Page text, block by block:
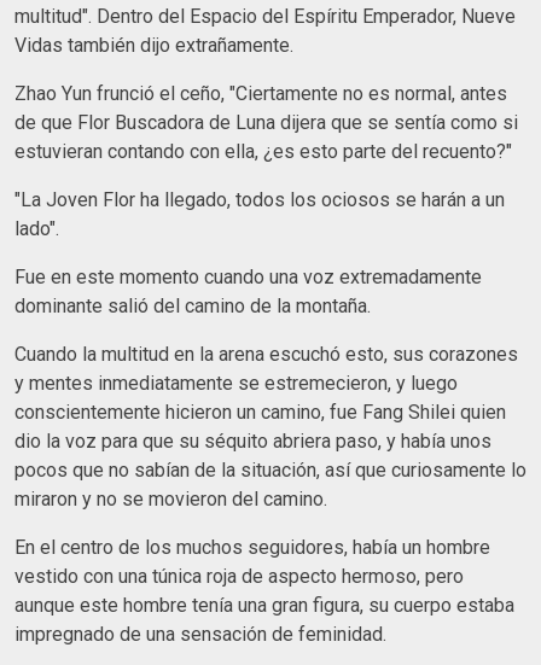
multitud". Dentro del Espacio del Espíritu Emperador, Nueve
Vidas también dijo extrañamente.
Zhao Yun frunció el ceño, "Ciertamente no es normal, antes
de que Flor Buscadora de Luna dijera que se sentía como si
estuvieran contando con ella, ¿es esto parte del recuento?"
"La Joven Flor ha llegado, todos los ociosos se harán a un
lado".
Fue en este momento cuando una voz extremadamente
dominante salió del camino de la montaña.
Cuando la multitud en la arena escuchó esto, sus corazones
y mentes inmediatamente se estremecieron, y luego
conscientemente hicieron un camino, fue Fang Shilei quien
dio la voz para que su séquito abriera paso, y había unos
pocos que no sabían de la situación, así que curiosamente lo
miraron y no se movieron del camino.
En el centro de los muchos seguidores, había un hombre
vestido con una túnica roja de aspecto hermoso, pero
aunque este hombre tenía una gran figura, su cuerpo estaba
impregnado de una sensación de feminidad.